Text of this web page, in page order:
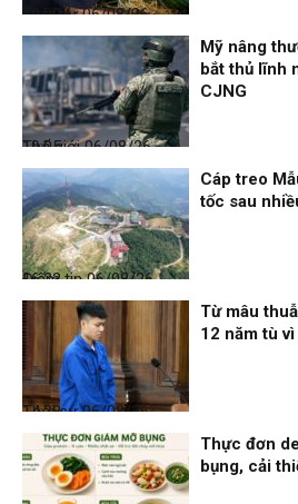
Thời sự
06/08/26, 19:09
Thế giới
06/08/26, 19:05
Mỹ nâng
bắt thủ lĩnh
CJNG
Điểm tin
06/08/26, 16:23
Cáp treo
tốc sau
Thời sự
06/08/26, 14:28
Từ mâu
12 năm tù
Thực đơn
bụng, cải